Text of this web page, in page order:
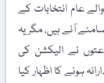
ہونے والے عام انتخابات کے
آئے ہیں، مگر یہ
نے الیکشن کی
ہونے کا اظہار کیا